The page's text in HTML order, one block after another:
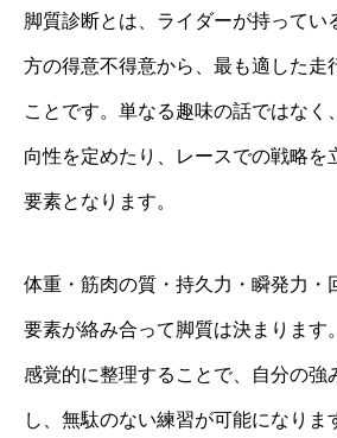
脚質診断とは、ライダーが持ってい
方の得意不得意から、最も適した走
ことです。単なる趣味の話ではなく
向性を定めたり、レースでの戦略を
要素となります。
体重・筋肉の質・持久力・瞬発力・
要素が絡み合って脚質は決まります
感覚的に整理することで、自分の強
し、無駄のない練習が可能になりま